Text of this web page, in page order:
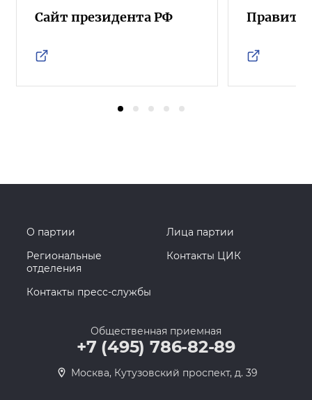
Сайт президента РФ
О партии
Лица партии
Региональные
отделения
Контакты ЦИК
Контакты пресс-службы
Общественная приемная
+7 (495) 786-82-89
Москва, Кутузовский проспект, д. 39